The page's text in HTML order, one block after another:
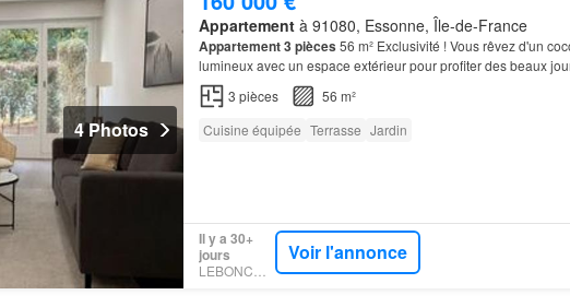
4 Photos
Appartementà 91080, Essonne, Île-de-France
Appartement3 pièces 56 m² Exclusivité ! Vous rêvez d'un
lumineux avec un espace extérieur pour profiter des beaux
appartement de3 pièces
3 pièces
56 m²
Cuisine équipée Terrasse Jardin
Il y a 30+
jours
Voir l'annonce